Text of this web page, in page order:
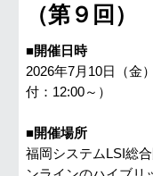
（第 ９ 回）
■開催日時
2026年7月 10日（金）
付：12:00～）
■開催場所
福岡システムLSI総